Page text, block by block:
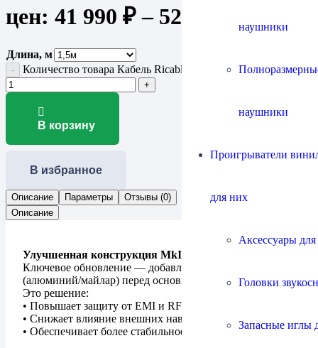
наушники
наушники
Проигрыватели
для них
Аксессуары
Головки
Запасные иглы
цен: 41 990 ₽ – 52 490 ₽
Длина, м
Количество товара Кабель Ricable Magnus Power MkII
В корзину
В избранное
Описание Параметры
Отзывы (0)
Описание
Улучшенная конструкция MkII
Ключевое обновление — добавление второго экрана
(алюминий/майлар) перед основной медной оплёткой.
Это решение:
• Повышает защиту от EMI и RFI помех
• Снижает влияние внешних наводок
• Обеспечивает более стабильное питание компонентов